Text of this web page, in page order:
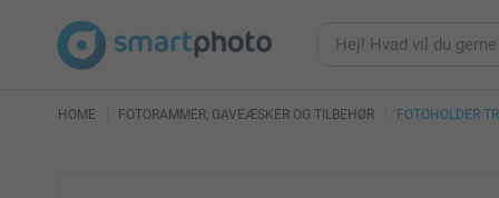
HOME FOTORAMMER, GAVEÆSKER OG TILBEHØR FOTOHOLDER